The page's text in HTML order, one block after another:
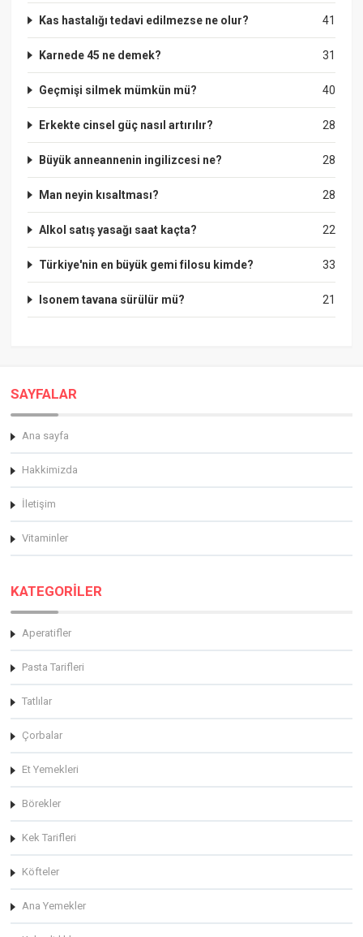
41
Kas hastalığı tedavi edilmezse ne olur?
31
Karnede 45 ne demek?
40
Geçmişi silmek mümkün mü?
28
Erkekte cinsel güç nasıl artırılır?
28
Büyük anneannenin ingilizcesi ne?
28
Man neyin kısaltması?
22
Alkol satış yasağı saat kaçta?
33
Türkiye'nin en büyük gemi filosu kimde?
21
Isonem tavana sürülür mü?
SAYFALAR
Ana sayfa
Hakkimizda
İletişim
Vitaminler
KATEGORİLER
Aperatifler
Pasta Tarifleri
Tatlılar
Çorbalar
Et Yemekleri
Börekler
Kek Tarifleri
Köfteler
Ana Yemekler